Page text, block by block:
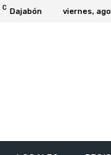
C Dajabón viernes,